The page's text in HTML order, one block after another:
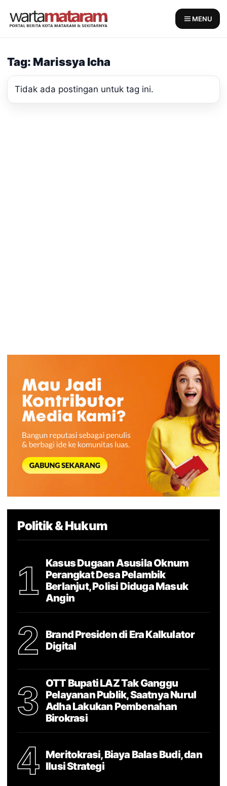
MENU
Tag: Marissya Icha
Tidak ada postingan untuk tag ini.
Politik & Hukum
1
Kasus Dugaan Asusila Oknum
Perangkat Desa Pelambik
Berlanjut, Polisi Diduga Masuk
Angin
2
Brand Presiden di Era Kalkulator
Digital
3
OTT Bupati LAZ Tak Ganggu
Pelayanan Publik, Saatnya Nurul
Adha Lakukan Pembenahan
Birokrasi
4
Meritokrasi, Biaya Balas Budi, dan
Ilusi Strategi